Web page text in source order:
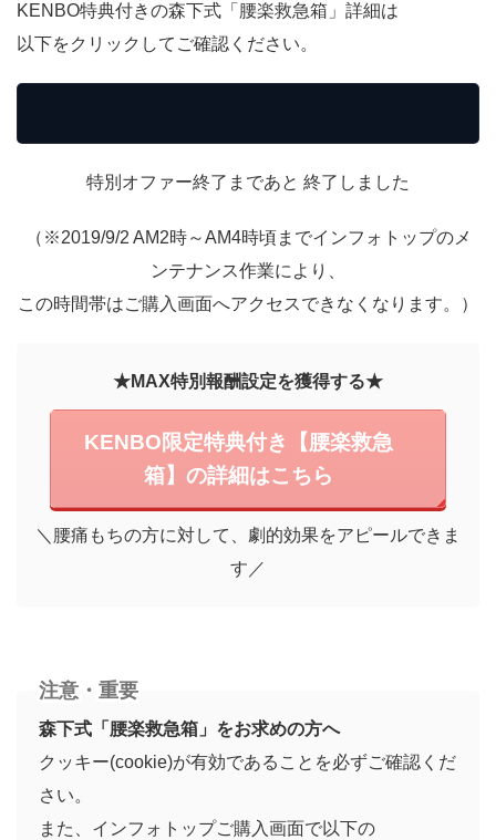
KENBO特典付きの森下式「腰楽救急箱」詳細は
以下をクリックしてご確認ください。
特別オファー終了まであと 終了しました
（※2019/9/2 AM2時～AM4時頃までインフォトップのメ
ンテナンス作業により、
この時間帯はご購入画面へアクセスできなくなります。）
★MAX特別報酬設定を獲得する★
KENBO限定特典付き【腰楽救急
箱】の詳細はこちら
＼腰痛もちの方に対して、劇的効果をアピールできま
す／
注意・重要
森下式「腰楽救急箱」をお求めの方へ
クッキー(cookie)が有効であることを必ずご確認くだ
さい。
また、インフォトップご購入画面で以下の